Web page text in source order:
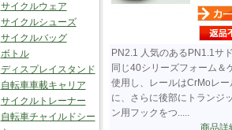
サイクルウェア
サイクルシューズ
サイクルバッグ
ボトル
ディスプレイスタンド
自転車車載キャリア
サイクルトレーナー
自転車チャイルドシー
PN2.1 人気のあるPN1.1サ
同じ40シリーズフォーム＆
使用し、レールはCrMoレー
に、さらに後部にトランジ
ン用フックをつ.....
商品